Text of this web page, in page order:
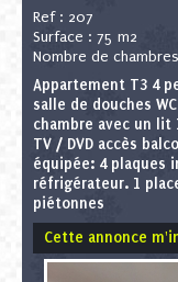
Ref : 207
Surface : 75 m2
Nombre de
Appartement T3 4
salle de douches
chambre avec un lit
TV / DVD accès
équipée: 4 plaques
réfrigérateur. 1
piétonnes
Cette annonce